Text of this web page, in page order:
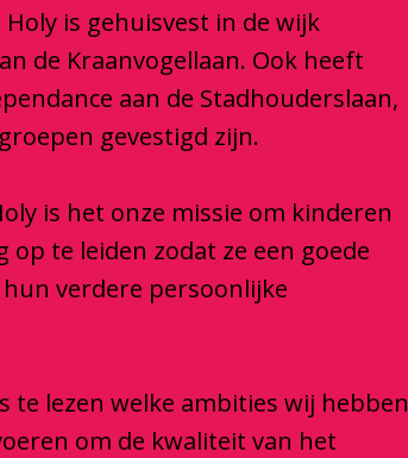
Holy is gehuisvest in de wijk
de Kraanvogellaan. Ook heeft
aan de Stadhouderslaan,
gevestigd zijn.
is het onze missie om kinderen
te leiden zodat ze een goede
verdere persoonlijke
te lezen welke ambities wij hebben
om de kwaliteit van het